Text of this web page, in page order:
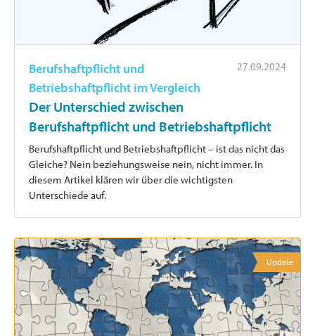
27.09.2024
Berufshaftpflicht und
Betriebshaftpflicht im Vergleich
Der Unterschied zwischen
Berufshaftpflicht und Betriebshaftpflicht
Berufshaftpflicht und Betriebshaftpflicht – ist das nicht das
Gleiche? Nein beziehungsweise nein, nicht immer. In
diesem Artikel klären wir über die wichtigsten
Unterschiede auf.
Update